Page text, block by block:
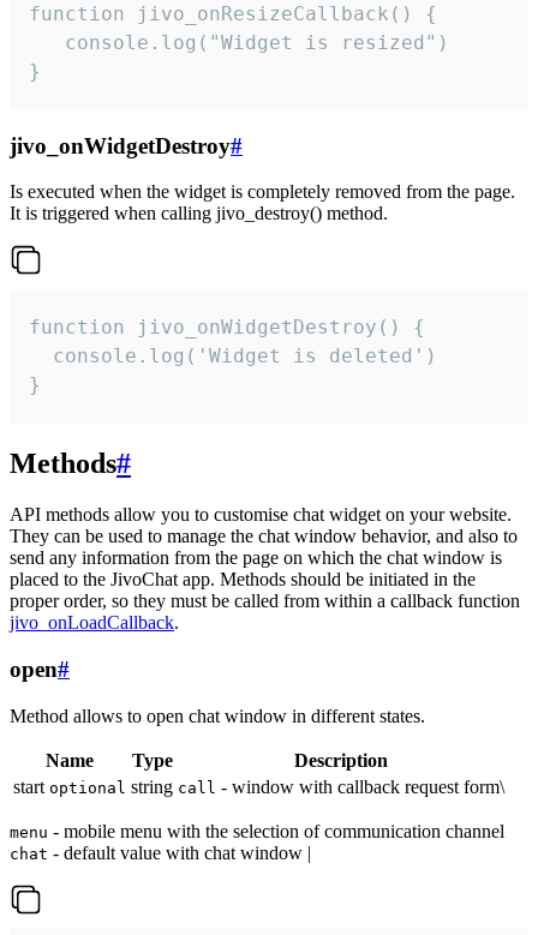
function jivo_onResizeCallback() {
   console.log("Widget is resized")
}
jivo_onWidgetDestroy#
Is executed when the widget is completely removed from the page.
It is triggered when calling jivo_destroy() method.
function jivo_onWidgetDestroy() {
  console.log('Widget is deleted')
}
Methods#
API methods allow you to customise chat widget on your website.
They can be used to manage the chat window behavior, and also to
send any information from the page on which the chat window is
placed to the JivoChat app. Methods should be initiated in the
proper order, so they must be called from within a callback function
jivo_onLoadCallback.
open#
Method allows to open chat window in different states.
Name Type
Description
start optional string call - window with callback request form\
menu - mobile menu with the selection of communication channel
chat - default value with chat window |